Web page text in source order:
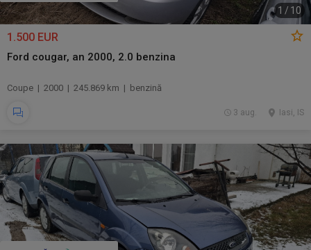
1 / 10
1.500 EUR
Ford cougar, an 2000, 2.0 benzina
Coupe | 2000 | 245.869 km | benzină
Iasi, IS
3 aug.